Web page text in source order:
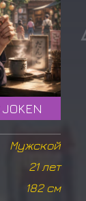
JOKEN
Мужской
21 лет
182 см